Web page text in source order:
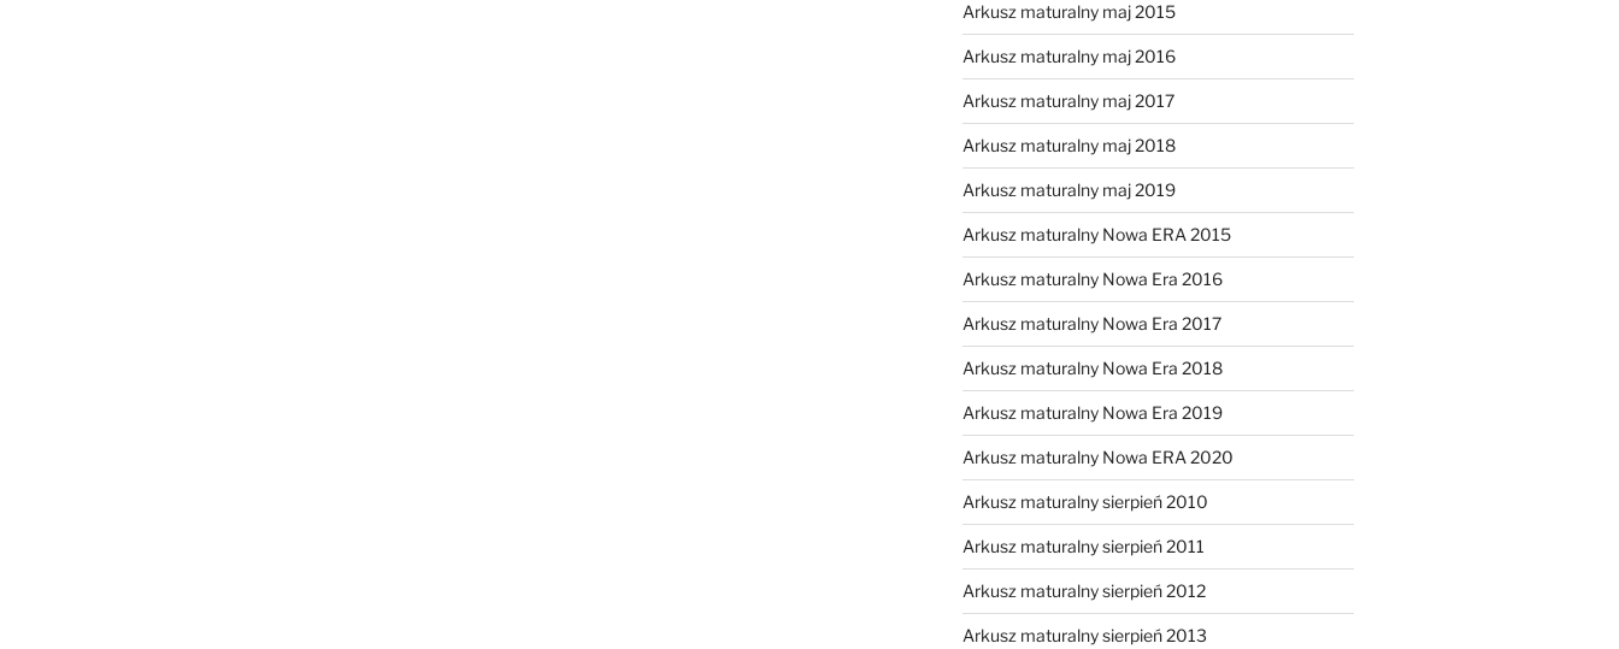
Arkusz maturalny maj 2015
Arkusz maturalny maj 2016
Arkusz maturalny maj 2017
Arkusz maturalny maj 2018
Arkusz maturalny maj 2019
Arkusz maturalny Nowa ERA 2015
Arkusz maturalny Nowa Era 2016
Arkusz maturalny Nowa Era 2017
Arkusz maturalny Nowa Era 2018
Arkusz maturalny Nowa Era 2019
Arkusz maturalny Nowa ERA 2020
Arkusz maturalny sierpień 2010
Arkusz maturalny sierpień 2011
Arkusz maturalny sierpień 2012
Arkusz maturalny sierpień 2013